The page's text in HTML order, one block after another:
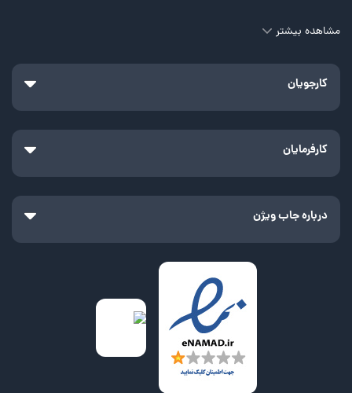
مشاهده بیشتر
کارجویان
کارفرمایان
درباره جاب ویژن